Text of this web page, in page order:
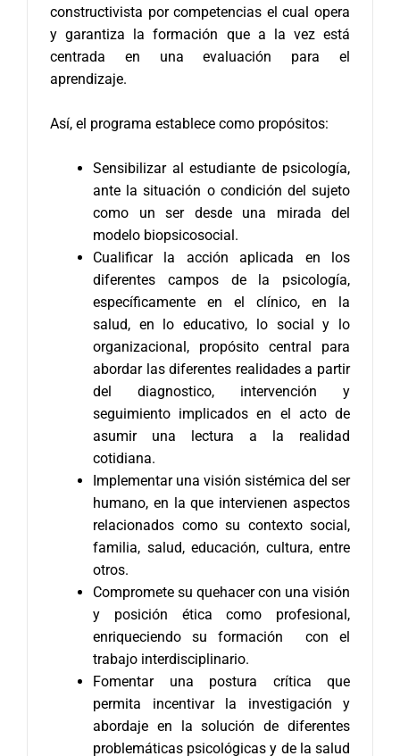
constructivista por competencias el cual opera
y garantiza la formación que a la vez está
centrada en una evaluación para el
aprendizaje.
Así, el programa establece como propósitos:
Sensibilizar al estudiante de psicología,
ante la situación o condición del sujeto
como un ser desde una mirada del
modelo biopsicosocial.
Cualificar la acción aplicada en los
diferentes campos de la psicología,
específicamente en el clínico, en la
salud, en lo educativo, lo social y lo
organizacional, propósito central para
abordar las diferentes realidades a partir
del diagnostico, intervención y
seguimiento implicados en el acto de
asumir una lectura a la realidad
cotidiana.
Implementar una visión sistémica del ser
humano, en la que intervienen aspectos
relacionados como su contexto social,
familia, salud, educación, cultura, entre
otros.
Compromete su quehacer con una visión
y posición ética como profesional,
enriqueciendo su formación con el
trabajo interdisciplinario.
Fomentar una postura crítica que
permita incentivar la investigación y
abordaje en la solución de diferentes
problemáticas psicológicas y de la salud